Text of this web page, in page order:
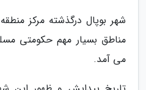
شهر بوپال درگذشته مرکز
مناطق بسیار مهم حکومتی
می آمد.